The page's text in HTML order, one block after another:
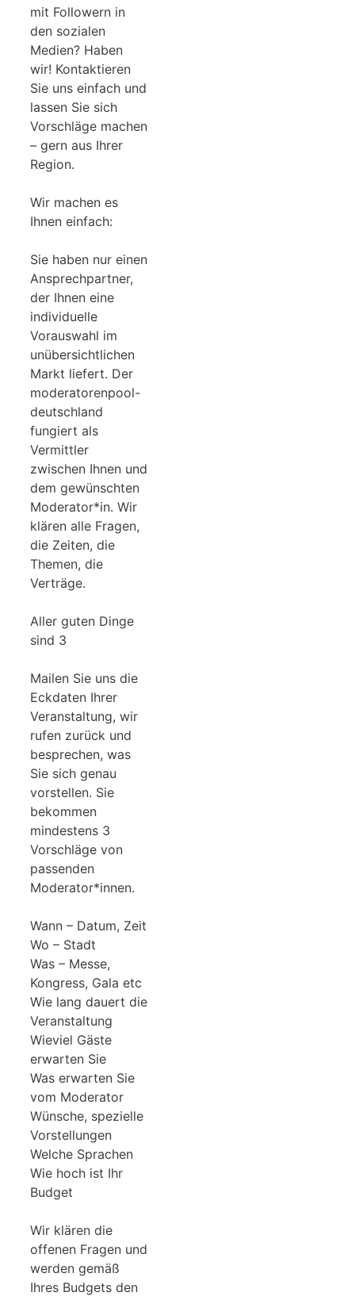
mit Followern in
den sozialen
Medien? Haben
wir! Kontaktieren
Sie uns einfach und
lassen Sie sich
Vorschläge machen
– gern aus Ihrer
Region.
Wir machen es
Ihnen einfach:
Sie haben nur einen
Ansprechpartner,
der Ihnen eine
individuelle
Vorauswahl im
unübersichtlichen
Markt liefert. Der
moderatorenpool-
deutschland
fungiert als
Vermittler
zwischen Ihnen und
dem gewünschten
Moderator*in. Wir
klären alle Fragen,
die Zeiten, die
Themen, die
Verträge.
Aller guten Dinge
sind 3
Mailen Sie uns die
Eckdaten Ihrer
Veranstaltung, wir
rufen zurück und
besprechen, was
Sie sich genau
vorstellen. Sie
bekommen
mindestens 3
Vorschläge von
passenden
Moderator*innen.
Wann – Datum, Zeit
Wo – Stadt
Was – Messe,
Kongress, Gala etc
Wie lang dauert die
Veranstaltung
Wieviel Gäste
erwarten Sie
Was erwarten Sie
vom Moderator
Wünsche, spezielle
Vorstellungen
Welche Sprachen
Wie hoch ist Ihr
Budget
Wir klären die
offenen Fragen und
werden gemäß
Ihres Budgets den